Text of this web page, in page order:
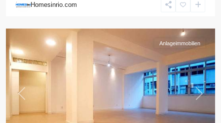
Homesinrio.com
de
Previous Next
Anlageimmobilien